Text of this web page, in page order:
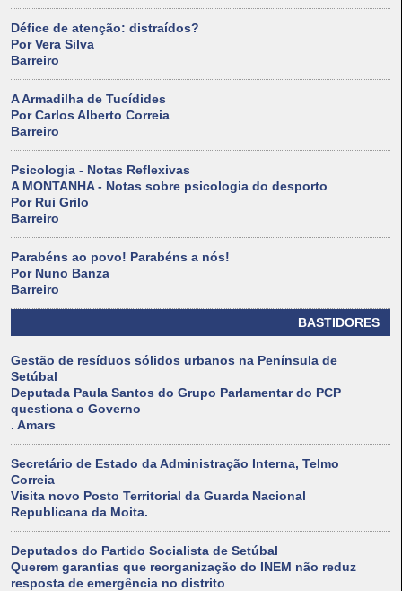
Défice de atenção: distraídos?
Por Vera Silva
Barreiro
A Armadilha de Tucídides
Por Carlos Alberto Correia
Barreiro
Psicologia - Notas Reflexivas
A MONTANHA - Notas sobre psicologia do desporto
Por Rui Grilo
Barreiro
Parabéns ao povo! Parabéns a nós!
Por Nuno Banza
Barreiro
BASTIDORES
Gestão de resíduos sólidos urbanos na Península de
Setúbal
Deputada Paula Santos do Grupo Parlamentar do PCP
questiona o Governo
. Amars
Secretário de Estado da Administração Interna, Telmo
Correia
Visita novo Posto Territorial da Guarda Nacional
Republicana da Moita.
Deputados do Partido Socialista de Setúbal
Querem garantias que reorganização do INEM não reduz
resposta de emergência no distrito